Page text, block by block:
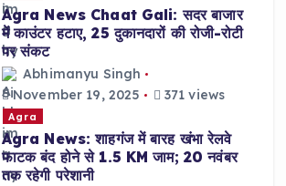
Agra News Chaat Gali: सदर बाजार
में काउंटर हटाए, 25 दुकानदारों की रोजी-रोटी
पर संकट
Abhimanyu Singh
November 19, 2025
371 views
Agra
Agra News: शाहगंज में बारह खंभा रेलवे
फाटक बंद होने से 1.5 KM जाम; 20 नवंबर
तक रहेगी परेशानी